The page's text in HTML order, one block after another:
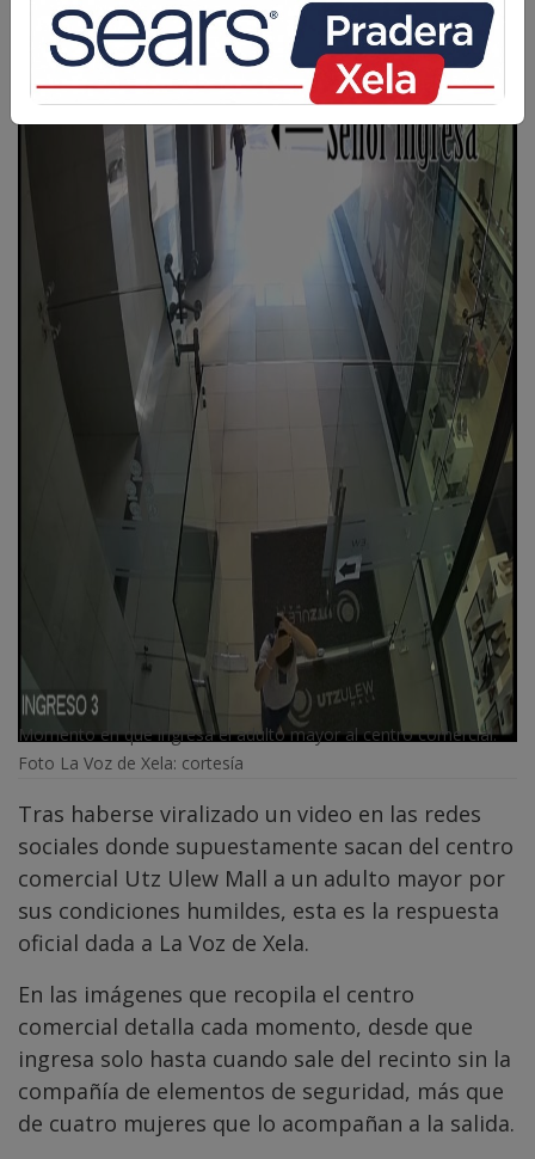
Momento en que ingresa el adulto mayor al centro comercial.
Foto La Voz de Xela: cortesía
Tras haberse viralizado un video en las redes
sociales donde supuestamente sacan del centro
comercial Utz Ulew Mall a un adulto mayor por
sus condiciones humildes, esta es la respuesta
oficial dada a La Voz de Xela.
En las imágenes que recopila el centro
comercial detalla cada momento, desde que
ingresa solo hasta cuando sale del recinto sin la
compañía de elementos de seguridad, más que
de cuatro mujeres que lo acompañan a la salida.